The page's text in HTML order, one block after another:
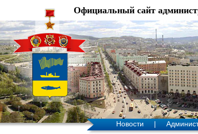
Официальный сайт
Новости |